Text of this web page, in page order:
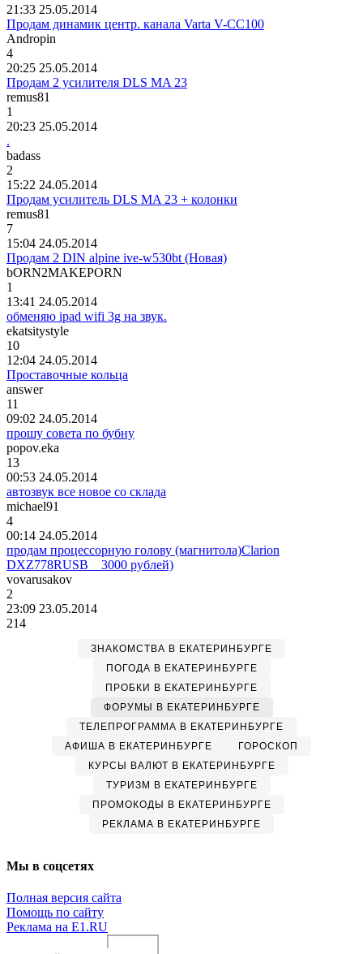
21:33 25.05.2014
Продам динамик центр. канала Varta V-CC100
Andropin
4
20:25 25.05.2014
Продам 2 усилителя DLS MA 23
remus81
1
20:23 25.05.2014
.
badass
2
15:22 24.05.2014
Продам усилитель DLS MA 23 + колонки
remus81
7
15:04 24.05.2014
Продам 2 DIN alpine ive-w530bt (Новая)
bORN2MAKEPORN
1
13:41 24.05.2014
обменяю ipad wifi 3g на звук.
ekatsitystyle
10
12:04 24.05.2014
Проставочные кольца
answer
11
09:02 24.05.2014
прошу совета по бубну
popov.eka
13
00:53 24.05.2014
автозвук все новое со склада
michael91
4
00:14 24.05.2014
продам процессорную голову (магнитола)Clarion
DXZ778RUSB__3000 рублей)
vovarusakov
2
23:09 23.05.2014
214
ЗНАКОМСТВА В ЕКАТЕРИНБУРГЕ
ПОГОДА В ЕКАТЕРИНБУРГЕ
ПРОБКИ В ЕКАТЕРИНБУРГЕ
ФОРУМЫ В ЕКАТЕРИНБУРГЕ
ТЕЛЕПРОГРАММА В ЕКАТЕРИНБУРГЕ
АФИША В ЕКАТЕРИНБУРГЕ
ГОРОСКОП
КУРСЫ ВАЛЮТ В ЕКАТЕРИНБУРГЕ
ТУРИЗМ В ЕКАТЕРИНБУРГЕ
ПРОМОКОДЫ В ЕКАТЕРИНБУРГЕ
РЕКЛАМА В ЕКАТЕРИНБУРГЕ
Мы в соцсетях
Полная версия сайта
Помощь по сайту
Реклама на E1.RU